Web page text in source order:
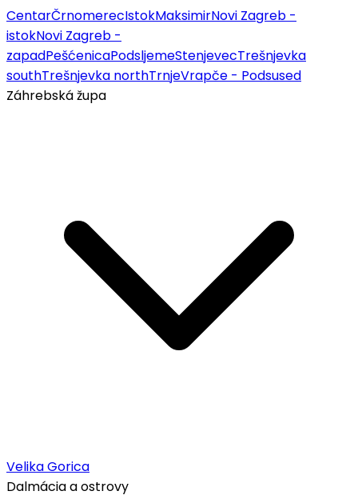
CentarČrnomerecIstokMaksimirNovi Zagreb -
istokNovi Zagreb -
zapadPešćenicaPodsljemeStenjevecTrešnjevka
southTrešnjevka northTrnjeVrapče - Podsused
Záhrebská župa
Velika Gorica
Dalmácia a ostrovy